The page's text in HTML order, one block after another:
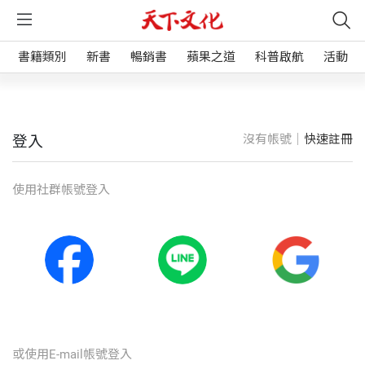
書籍類別 新書 暢銷書 蘋果之道 科普啟航 活動
登入 沒有帳號｜ 快速註冊
使⽤社群帳號登入
或使⽤E-mail帳號登入